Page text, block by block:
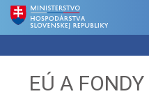
EÚ A FONDY